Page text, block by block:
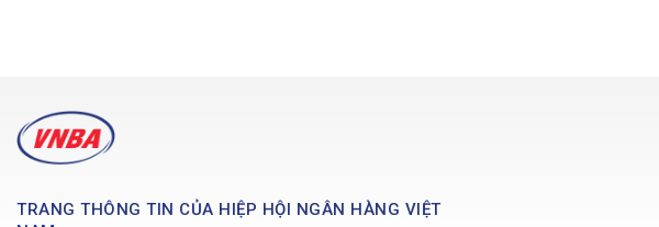
TRANG THÔNG TIN CỦA HIỆP HỘI NGÂN HÀNG VIỆT